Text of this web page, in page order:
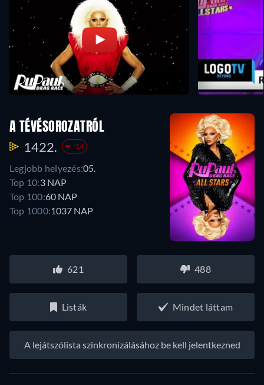
A TÉVÉSOROZATRÓL
1422. -14
Legjobb helyezés:05.
Top 10:3 NAP
Top 100:60 NAP
Top 1000:1037 NAP
621 488
Listák Mindet láttam
A lejátszólista szinkronizálásához be kell jelentkezned